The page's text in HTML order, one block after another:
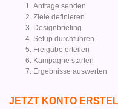
Anfrage senden
Ziele definieren
Designbriefing
Setup durchführen
Freigabe erteilen
Kampagne starten
Ergebnisse auswerten
JETZT KONTO